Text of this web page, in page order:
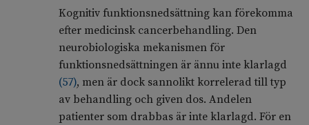
Kognitiv funktionsnedsättning kan förekomma
efter medicinsk cancerbehandling. Den
neurobiologiska mekanismen för
funktionsnedsättningen är ännu inte klarlagd
(57), men är dock sannolikt korrelerad till typ
av behandling och given dos. Andelen
patienter som drabbas är inte klarlagd. För en